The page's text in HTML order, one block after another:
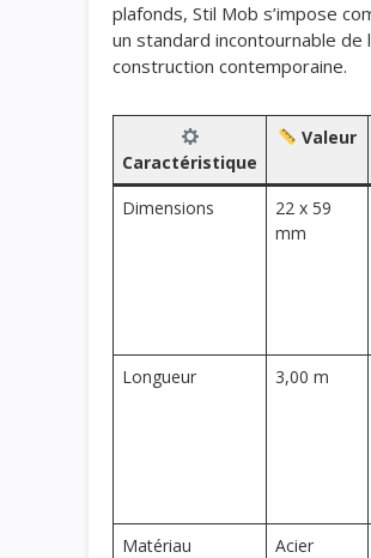
plafonds, Stil Mob s’impose
un standard incontournable de
construction contemporaine.
Caractéristique
Valeur
Dimensions
22 x 59
mm
Longueur
3,00 m
Matériau
Acier